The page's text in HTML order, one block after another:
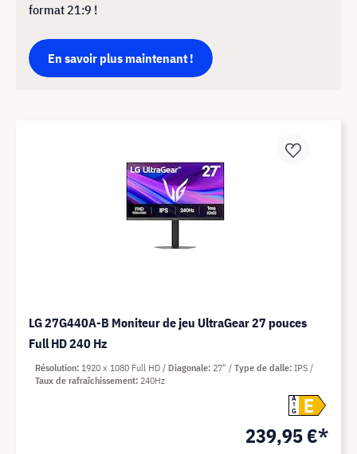
format 21:9 !
En savoir plus maintenant !
LG 27G440A-B Moniteur de jeu UltraGear 27 pouces
Full HD 240 Hz
A
G
E
239,95 €*
Résolution 1920 x 1080 Full HD Diagonale 27" Type de dalle IPS
Taux de rafraîchissement 240Hz